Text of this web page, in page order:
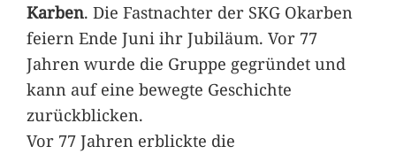
Karben. Die Fastnachter der SKG Okarben
feiern Ende Juni ihr Jubiläum. Vor 77
Jahren wurde die Gruppe gegründet und
kann auf eine bewegte Geschichte
zurückblicken.
Vor 77 Jahren erblickte die